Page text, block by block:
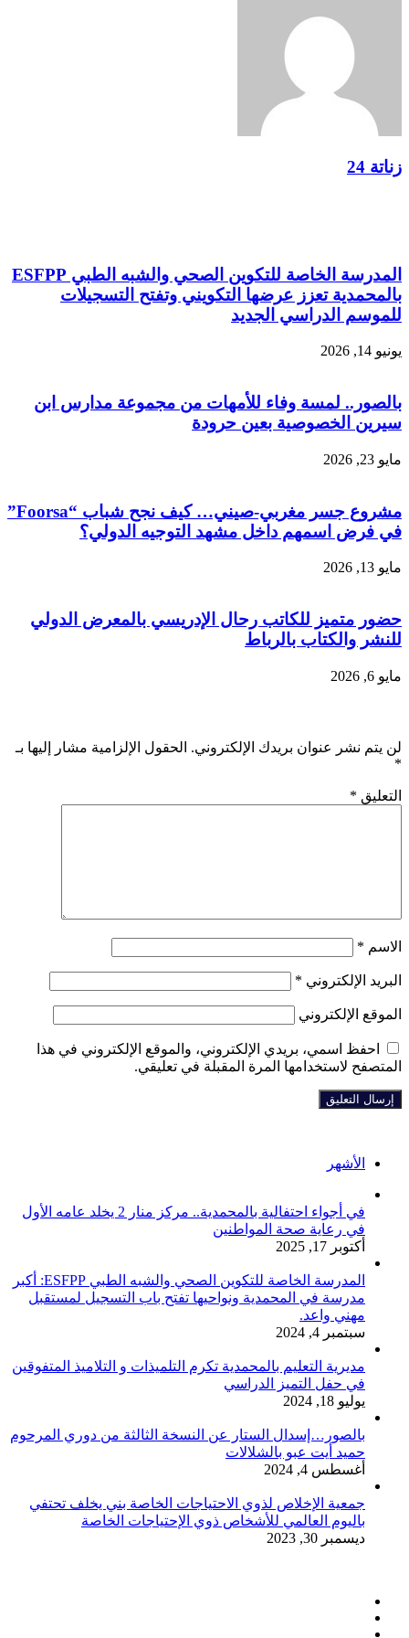
زناتة 24
المدرسة الخاصة للتكوين الصحي والشبه الطبي ESFPP
بالمحمدية تعزز عرضها التكويني وتفتح التسجيلات
للموسم الدراسي الجديد
يونيو 14, 2026
بالصور.. لمسة وفاء للأمهات من مجموعة مدارس ابن
سيرين الخصوصية بعين حرودة
مايو 23, 2026
مشروع جسر مغربي-صيني… كيف نجح شباب “Foorsa”
في فرض اسمهم داخل مشهد التوجيه الدولي؟
مايو 13, 2026
حضور متميز للكاتب رحال الإدريسي بالمعرض الدولي
للنشر والكتاب بالرباط
مايو 6, 2026
لن يتم نشر عنوان بريدك الإلكتروني. الحقول الإلزامية مشار إليها بـ
*
التعليق *
الاسم *
البريد الإلكتروني *
الموقع الإلكتروني
احفظ اسمي، بريدي الإلكتروني، والموقع الإلكتروني في هذا
المتصفح لاستخدامها المرة المقبلة في تعليقي.
الأشهر
في أجواء احتفالية بالمحمدية.. مركز منار 2 يخلد عامه الأول
في رعاية صحة المواطنين
أكتوبر 17, 2025
المدرسة الخاصة للتكوين الصحي والشبه الطبي ESFPP: أكبر
مدرسة في المحمدية ونواحيها تفتح باب التسجيل لمستقبل
مهني واعد.
سبتمبر 4, 2024
مديرية التعليم بالمحمدية تكرم التلميذات و التلاميذ المتفوقين
في حفل التميز الدراسي
يوليو 18, 2024
بالصور…إسدال الستار عن النسخة الثالثة من دوري المرحوم
حميد أيت عبو بالشلالات
أغسطس 4, 2024
جمعية الإخلاص لذوي الاحتياجات الخاصة بني يخلف تحتفي
باليوم العالمي للأشخاص ذوي الإحتياجات الخاصة
ديسمبر 30, 2023